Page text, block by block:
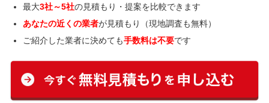
最大3社～5社の見積もり・提案を比較できます
あなたの近くの業者が見積もり（現地調査も無料）
ご紹介した業者に決めても手数料は不要です